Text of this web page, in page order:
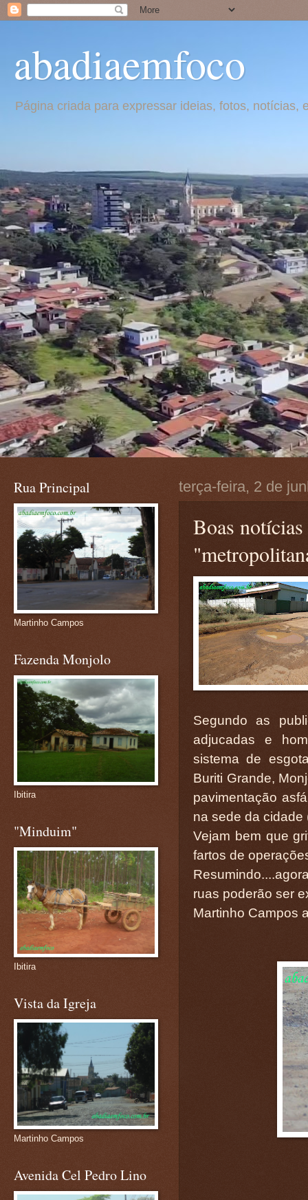
abadiaemfoco
Página criada para expressar ideias, fotos,
terça-feira, 2 de
Boas
Segundo as
adjucadas e
sistema de
Buriti Grande,
pavimentação
na sede da cidade
Vejam bem que
fartos de
ruas poderão ser
Martinho Campos
Rua Principal
Martinho Campos
Fazenda Monjolo
Ibitira
"Minduim"
Ibitira
Vista da Igreja
Martinho Campos
Avenida Cel Pedro Lino